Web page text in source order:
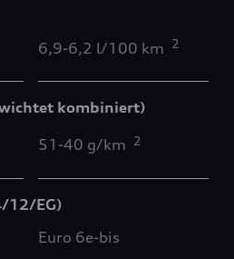
6,9-6,2 l/100 km 2
kombiniert)
51-40 g/km 2
12/EG)
Euro 6e-bis